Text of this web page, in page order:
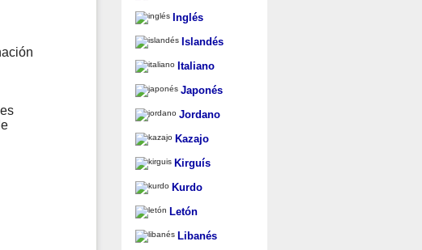
Inglés
Islandés
Italiano
Japonés
Jordano
Kazajo
Kirguís
Kurdo
Letón
Libanés